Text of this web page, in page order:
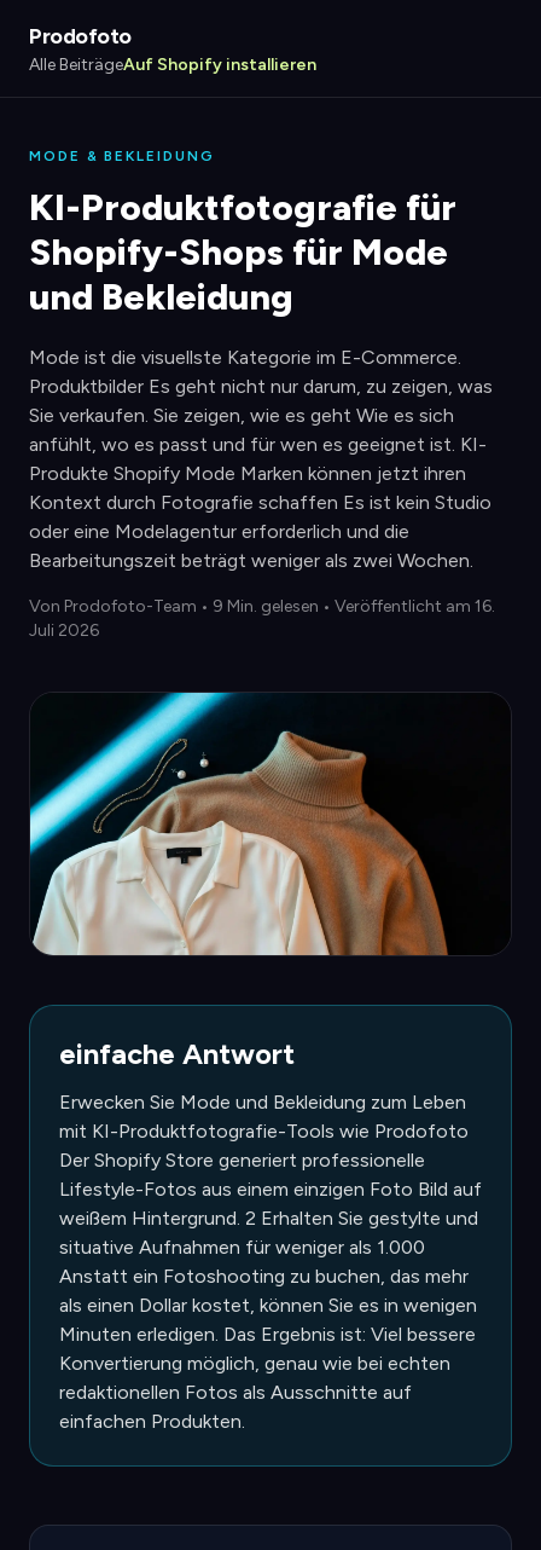
Prodofoto
Alle BeiträgeAuf Shopify installieren
MODE & BEKLEIDUNG
KI-Produktfotografie für
Shopify-Shops für Mode
und Bekleidung
Mode ist die visuellste Kategorie im E-Commerce.
Produktbilder Es geht nicht nur darum, zu zeigen, was
Sie verkaufen. Sie zeigen, wie es geht Wie es sich
anfühlt, wo es passt und für wen es geeignet ist. KI-
Produkte Shopify Mode Marken können jetzt ihren
Kontext durch Fotografie schaffen Es ist kein Studio
oder eine Modelagentur erforderlich und die
Bearbeitungszeit beträgt weniger als zwei Wochen.
Von Prodofoto-Team • 9 Min. gelesen • Veröffentlicht am 16.
Juli 2026
einfache Antwort
Erwecken Sie Mode und Bekleidung zum Leben
mit KI-Produktfotografie-Tools wie Prodofoto
Der Shopify Store generiert professionelle
Lifestyle-Fotos aus einem einzigen Foto Bild auf
weißem Hintergrund. 2 Erhalten Sie gestylte und
situative Aufnahmen für weniger als 1.000
Anstatt ein Fotoshooting zu buchen, das mehr
als einen Dollar kostet, können Sie es in wenigen
Minuten erledigen. Das Ergebnis ist: Viel bessere
Konvertierung möglich, genau wie bei echten
redaktionellen Fotos als Ausschnitte auf
einfachen Produkten.